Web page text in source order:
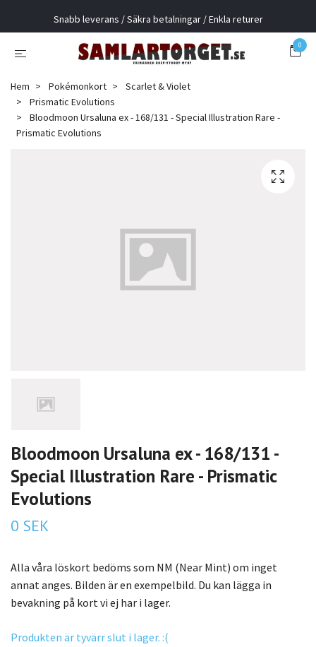
Snabb leverans / Säkra betalningar / Enkla returer
0
Hem Pokémonkort
Scarlet & Violet
Prismatic Evolutions
Bloodmoon Ursaluna ex - 168/131 - Special Illustration Rare -
Prismatic Evolutions
Bloodmoon Ursaluna ex - 168/131 -
Special Illustration Rare - Prismatic
Evolutions
0 SEK
Alla våra löskort bedöms som NM (Near Mint) om inget
annat anges. Bilden är en exempelbild. Du kan lägga in
bevakning på kort vi ej har i lager.
Produkten är tyvärr slut i lager. :(